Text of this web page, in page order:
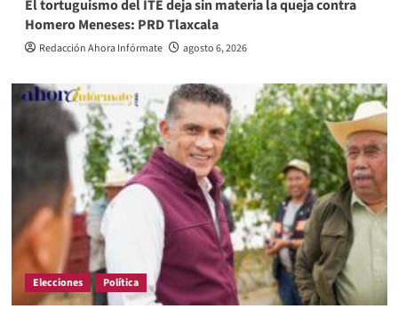
El tortuguismo del ITE deja sin materia la queja contra
Homero Meneses: PRD Tlaxcala
Redacción Ahora Infórmate agosto 6, 2026
Elecciones Política